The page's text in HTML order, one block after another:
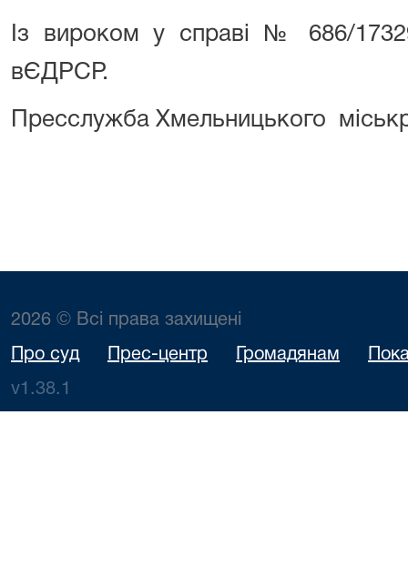
Із вироком у справі № 686/
вЄДРСР.
Пресслужба Хмельницького
2026 © Всі права захищені
Про суд Прес-центр Громадянам
v1.38.1